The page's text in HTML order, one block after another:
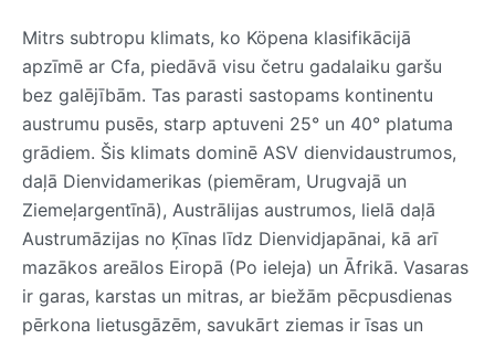
Mitrs subtropu klimats, ko Köpena klasifikācijā
apzīmē ar Cfa, piedāvā visu četru gadalaiku garšu
bez galējībām. Tas parasti sastopams kontinentu
austrumu pusēs, starp aptuveni 25° un 40° platuma
grādiem. Šis klimats dominē ASV dienvidaustrumos,
daļā Dienvidamerikas (piemēram, Urugvajā un
Ziemeļargentīnā), Austrālijas austrumos, lielā daļā
Austrumāzijas no Ķīnas līdz Dienvidjapānai, kā arī
mazākos areālos Eiropā (Po ieleja) un Āfrikā. Vasaras
ir garas, karstas un mitras, ar biežām pēcpusdienas
pērkona lietusgāzēm, savukārt ziemas ir īsas un